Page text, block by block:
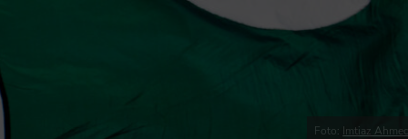
Foto: Imtiaz